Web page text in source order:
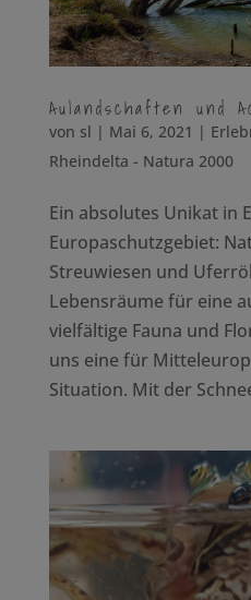
Aulandschaften und
von sl | Mai 6, 2021 |
Rheindelta - Natura 2000
Ein absolutes Unikat in
Europaschutzgebiet:
Streuwiesen und
Lebensräume für eine
vielfältige Fauna und
uns eine für
Situation. Mit der